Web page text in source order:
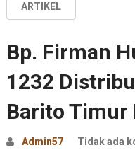
ARTIKEL
Bp. Firman
1232
Barito Timur
Admin57 Tidak ada